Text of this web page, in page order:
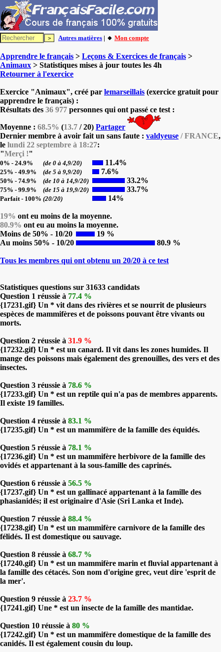
Autres matières | 🔸 Mon compte
Apprendre le français > Leçons & Exercices de français >
Animaux > Statistiques mises à jour toutes les 4h
Retourner à l'exercice
Exercice "Animaux", créé par lemarseillais (exercice gratuit pour
apprendre le français) :
Résultats des 36 977 personnes qui ont passé ce test :
Moyenne : 68.5% (13.7 / 20) Partager
Dernier membre à avoir fait un sans faute : valdyeuse / FRANCE,
le lundi 22 septembre à 18:27:
"Merçi !"
0% - 24.9% (de 0 à 4,9/20) 11.4%
25% - 49.9% (de 5 à 9,9/20) 7.6%
50% - 74.9% (de 10 à 14,9/20) 33.2%
75% - 99.9% (de 15 à 19,9/20) 33.7%
Parfait - 100% (20/20) 14%
19% ont eu moins de la moyenne.
80.9% ont eu au moins la moyenne.
Moins de 50% - 10/20
19 %
Au moins 50% - 10/20
80.9 %
Tous les membres qui ont obtenu un 20/20 à ce test
Statistiques questions sur 31633 candidats
Question 1 réussie à 77.4 %
{17231.gif} Un * vit dans des rivières et se nourrit de plusieurs
espèces de mammifères et de poissons pouvant être vivants ou
morts.
Question 2 réussie à 31.9 %
{17232.gif} Un * est un canard. Il vit dans les zones humides. Il
mange des poissons mais également des grenouilles, des vers et des
insectes.
Question 3 réussie à 78.6 %
{17233.gif} Un * est un reptile qui n'a pas de membres apparents.
Il existe 19 familles.
Question 4 réussie à 83.1 %
{17235.gif} Un * est un mammifère de la famille des équidés.
Question 5 réussie à 78.1 %
{17236.gif} Un * est un mammifère herbivore de la famille des
ovidés et appartenant à la sous-famille des caprinés.
Question 6 réussie à 56.5 %
{17237.gif} Un * est un gallinacé appartenant à la famille des
phasianidés; il est originaire d'Asie (Sri Lanka et Inde).
Question 7 réussie à 88.4 %
{17238.gif} Un * est un mammifère carnivore de la famille des
félidés. Il est domestique ou sauvage.
Question 8 réussie à 68.7 %
{17240.gif} Un * est un mammifère marin et fluvial appartenant à
la famille des cétacés. Son nom d'origine grec, veut dire 'esprit de
la mer'.
Question 9 réussie à 23.7 %
{17241.gif} Une * est un insecte de la famille des mantidae.
Question 10 réussie à 80 %
{17242.gif} Un * est un mammifère domestique de la famille des
canidés. Il est également cousin du loup.